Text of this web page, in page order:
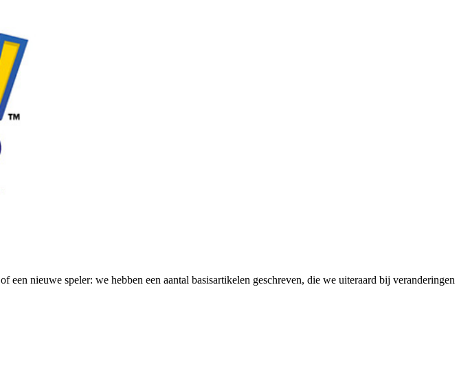
of een nieuwe speler: we hebben een aantal basisartikelen geschreven, die we uiteraard bij veranderingen